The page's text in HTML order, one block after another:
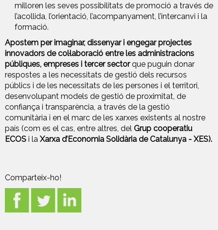
milloren les seves possibilitats de promoció a través de
l’acollida, l’orientació, l’acompanyament, l’intercanvi i la
formació.
Apostem per imaginar, dissenyar i engegar projectes
innovadors de col·laboració entre les administracions
públiques, empreses i tercer sectorque puguin donar
respostes a les necessitats de gestió dels recursos
públics i de les necessitats de les persones i el territori,
desenvolupant models de gestió de proximitat, de
confiança i transparència, a través de la gestió
comunitària i en el marc de les xarxes existents al nostre
país (com es el cas, entre altres, del Grup cooperatiu
ECOS i la Xarxa d’Economia Solidària de Catalunya - XES).
Comparteix-ho!